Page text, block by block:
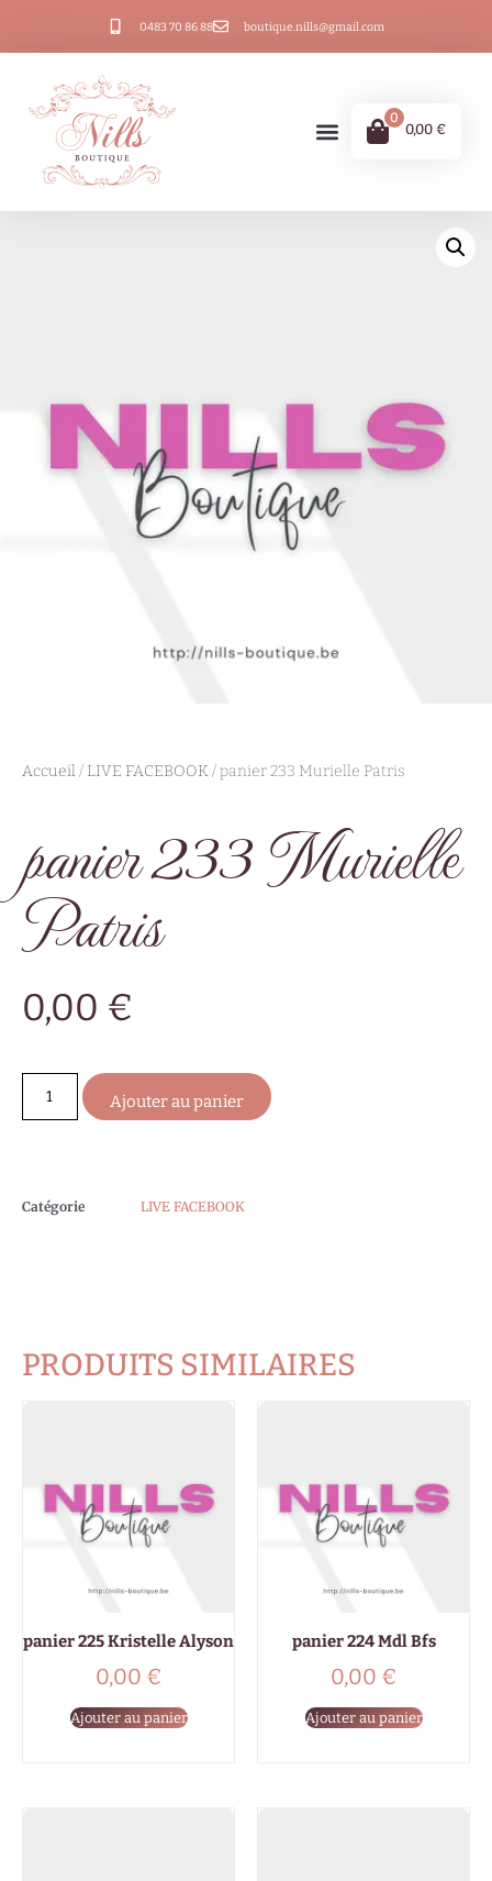
0483 70 86 88 boutique.nills@gmail.com
0
0,00 €
Accueil/ LIVE FACEBOOK/ panier 233 Murielle Patris
panier 233 Murielle
Patris
0,00 €
Ajouter au panier
Catégorie LIVE FACEBOOK
PRODUITS SIMILAIRES
panier 225 Kristelle Alyson
0,00 €
Ajouter au panier
panier 224 Mdl Bfs
0,00 €
Ajouter au panier